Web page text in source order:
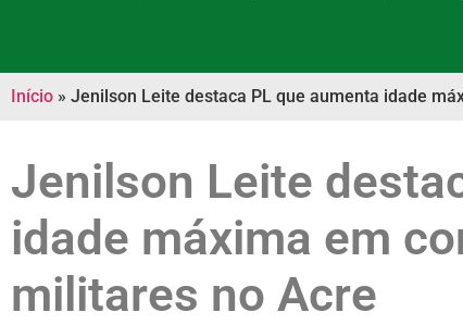
Início » Jenilson Leite destaca PL que aumenta idade
Jenilson Leite
idade máxima em
militares no Acre